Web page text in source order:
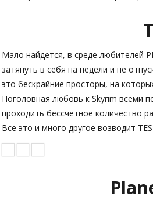
Мало найдется, в среде любителей
затянуть в себя на недели и не
это бескрайние просторы, на
Поголовная любовь к Skyrim всеми
проходить бессчетное количество
Все это и много другое возводит